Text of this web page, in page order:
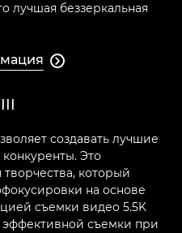
лучшая беззеркальная

создавать лучшие
Это
который
на основе
съемки видео 5.5K
съемки при